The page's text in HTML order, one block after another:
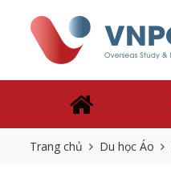
Trang chủ Du học Áo